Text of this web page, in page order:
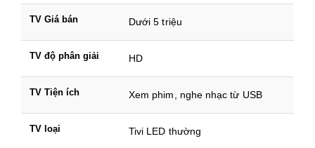
TV Giá bán Dưới 5 triệu
TV độ phân giải HD
TV Tiện ích Xem phim, nghe nhạc từ USB
TV loại Tivi LED thường